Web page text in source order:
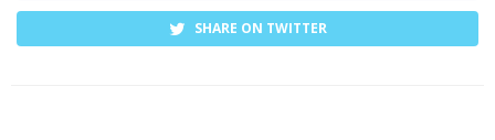
SHARE ON TWITTER